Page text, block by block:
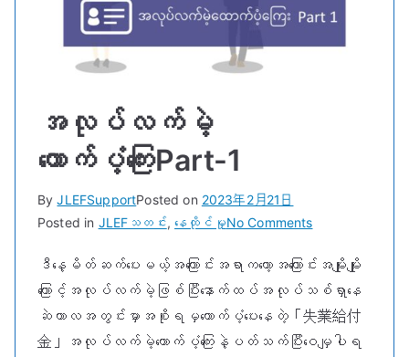
အလုပ်လက်မဲ့
ထောက်ပံ့ကြေးPart-1
ByJLEFSupportPosted on 2023年2月21日
Posted in JLEFသတင်း,နေထိုင်မှုNo Commentson
ထောက်ပံ့ကြေးPart-
1
ဒီနေ့မိတ်ဆက်ပေးမယ့်အကြောင်းအရာကတော့အကြောင်းအမျိုးမျိုး
ကြောင့်အလုပ်လက်မဲ့ဖြစ်ပြီးနောက်ထပ်အလုပ်သစ်ရှာနေ
ဆဲကာလအတွင်းမှာအစိုးရမှထောက်ပံ့ပေးနေတဲ့「失業給付
金」အလုပ်လက်မဲ့ထောက်ပံ့ကြေးနဲ့ပတ်သက်ပြီးဝေမျှပါရ